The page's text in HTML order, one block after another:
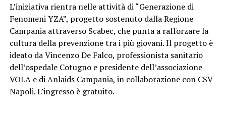
L’iniziativa rientra nelle attività di “Generazione di
Fenomeni YZA”, progetto sostenuto dalla Regione
Campania attraverso Scabec, che punta a rafforzare la
cultura della prevenzione tra i più giovani. Il progetto è
ideato da Vincenzo De Falco, professionista sanitario
dell’ospedale Cotugno e presidente dell’associazione
VOLA e di Anlaids Campania, in collaborazione con CSV
Napoli. L’ingresso è gratuito.